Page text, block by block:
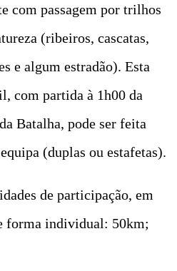
com passagem por trilhos
(ribeiros, cascatas,
e algum estradão). Esta
com partida à 1h00 da
Batalha, pode ser feita
(duplas ou estafetas).
de participação, em
forma individual: 50km;